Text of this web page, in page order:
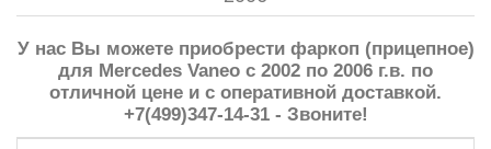
У нас Вы можете приобрести фаркоп (прицепное)
для Mercedes Vaneo с 2002 по 2006 г.в. по
отличной цене и с оперативной доставкой.
+7(499)347-14-31 - Звоните!